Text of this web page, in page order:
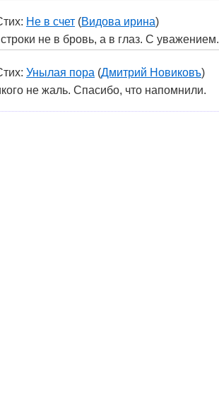
Не в счет (Видова ирина)
не в бровь, а в глаз. С уважением.
Унылая пора (Дмитрий Новиковъ)
не жаль. Спасибо, что напомнили.